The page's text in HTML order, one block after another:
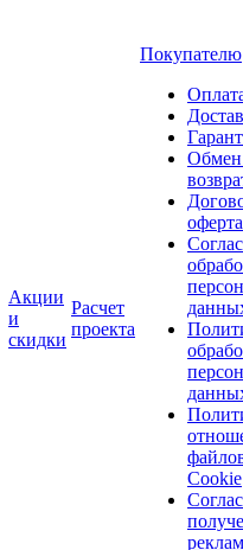
Акции
и
скидки
Расчет
проекта
Покупателю
оферта
Cookie